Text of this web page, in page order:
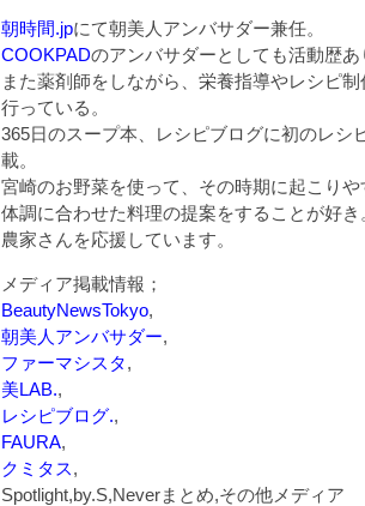
朝時間.jpにて朝美人アンバサダー兼任。
COOKPADのアンバサダーとしても活動歴あ
また薬剤師をしながら、栄養指導やレシピ制
行っている。
365日のスープ本、レシピブログに初のレシ
載。
宮崎のお野菜を使って、その時期に起こりや
体調に合わせた料理の提案をすることが好き
農家さんを応援しています。
メディア掲載情報；
BeautyNewsTokyo,
朝美人アンバサダー,
ファーマシスタ,
美LAB.,
レシピブログ.,
FAURA,
クミタス,
Spotlight,by.S,Neverまとめ,その他メディア